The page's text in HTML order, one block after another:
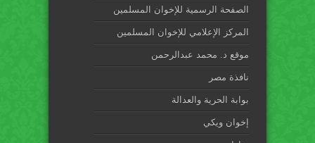
الصفحة الرسمية للإخوان المسلمين
المركز الإعلامي للإخوان المسلمين
موقع د. محمد عبدالرحمن
نافذة مصر
بوابة الحرية والعدالة
إخوان ويكي